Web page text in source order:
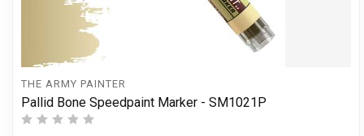
THE ARMY PAINTER
Pallid Bone Speedpaint Marker - SM1021P